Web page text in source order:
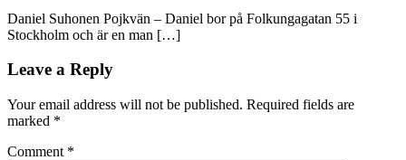
Daniel Suhonen Pojkvän – Daniel bor på Folkungagatan 55 i
Stockholm och är en man […]
Leave a Reply
Your email address will not be published. Required fields are
marked *
Comment *